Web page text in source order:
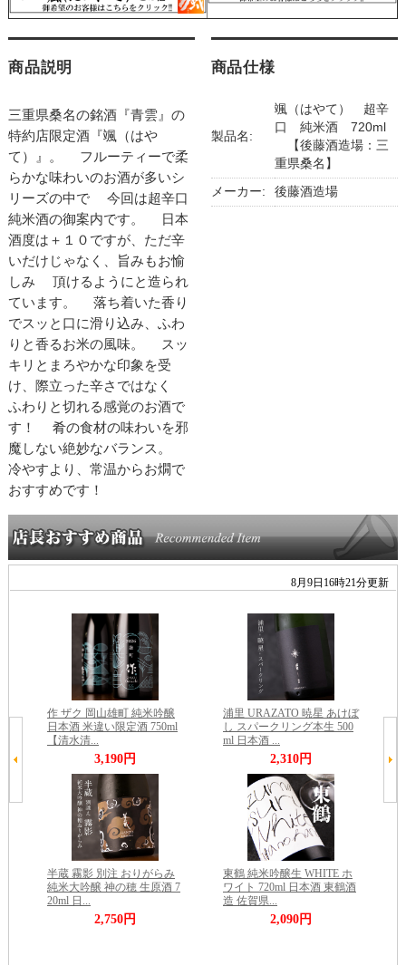
商品説明
三重県桑名の銘酒『青雲』の
特約店限定酒『颯（はや
て）』。 フルーティーで柔
らかな味わいのお酒が多いシ
リーズの中で 今回は超辛口
純米酒の御案内です。 日本
酒度は＋１０ですが、ただ辛
いだけじゃなく、旨みもお愉
しみ 頂けるようにと造られ
ています。 落ち着いた香り
でスッと口に滑り込み、ふわ
りと香るお米の風味。 スッ
キリとまろやかな印象を受
け、際立った辛さではなく
ふわりと切れる感覚のお酒で
す！ 肴の食材の味わいを邪
魔しない絶妙なバランス。
冷やすより、常温からお燗で
おすすめです！
商品仕様
製品名:
颯（はやて） 超辛
口 純米酒 720ml
【後藤酒造場：三
重県桑名】
メーカー: 後藤酒造場